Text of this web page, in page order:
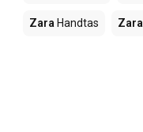
Zara Handtas Zara